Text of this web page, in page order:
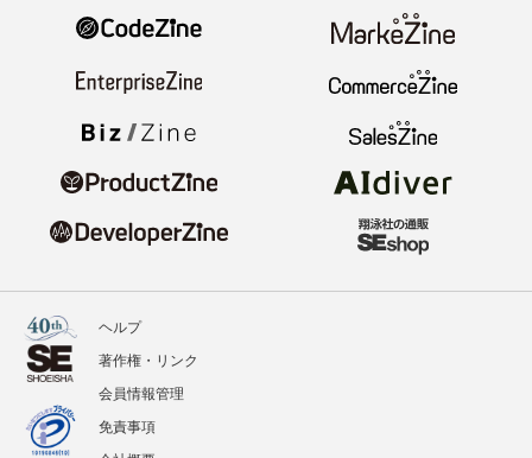
ヘルプ
著作権・リンク
会員情報管理
免責事項